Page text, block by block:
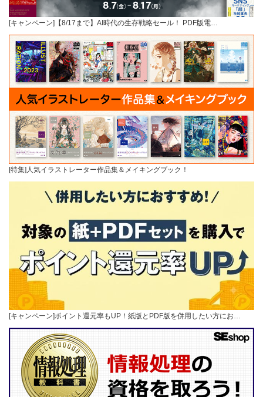
[キャンペーン]【8/17まで】AI時代の生存戦略セール！ PDF版電…
[特集]人気イラストレーター作品集＆メイキングブック！
[キャンペーン]ポイント還元率もUP！紙版とPDF版を併用したい方にお…